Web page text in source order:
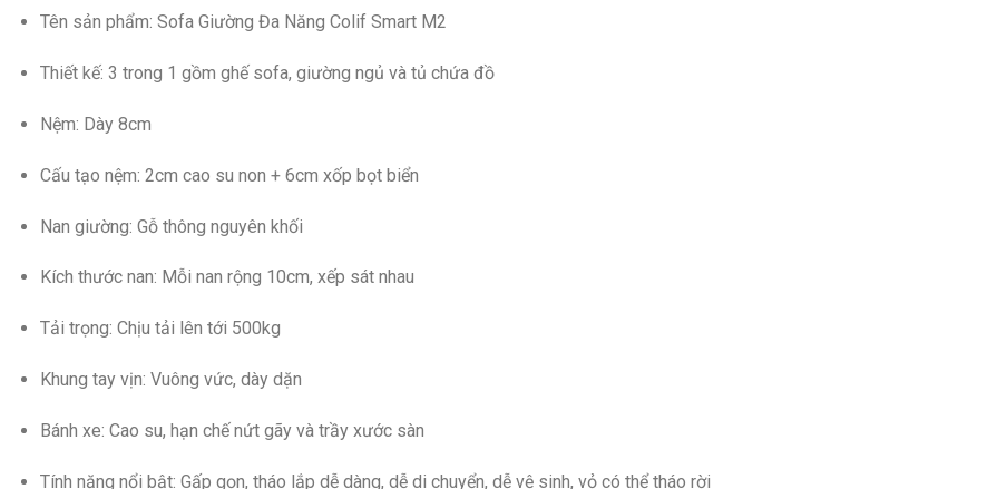
Tên sản phẩm: Sofa Giường Đa Năng Colif Smart M2
Thiết kế: 3 trong 1 gồm ghế sofa, giường ngủ và tủ chứa đồ
Nệm: Dày 8cm
Cấu tạo nệm: 2cm cao su non + 6cm xốp bọt biển
Nan giường: Gỗ thông nguyên khối
Kích thước nan: Mỗi nan rộng 10cm, xếp sát nhau
Tải trọng: Chịu tải lên tới 500kg
Khung tay vịn: Vuông vức, dày dặn
Bánh xe: Cao su, hạn chế nứt gãy và trầy xước sàn
Tính năng nổi bật: Gấp gọn, tháo lắp dễ dàng, dễ di chuyển, dễ vệ sinh, vỏ có thể tháo rời